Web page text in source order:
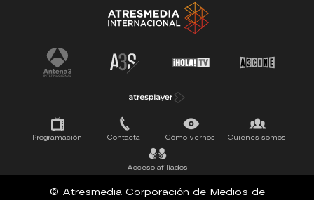
Tu cara me suena Pasapalabra
Programación Contacta Cómo vernos Quiénes somos
Acceso afiliados
© Atresmedia Corporación de Medios de